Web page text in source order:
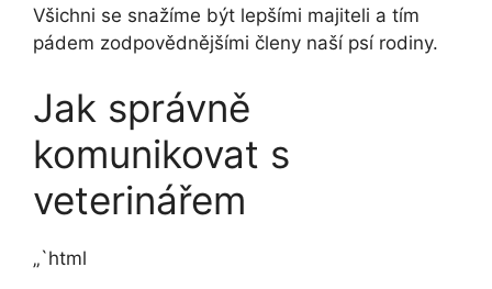
Všichni se snažíme být lepšími majiteli a tím
pádem zodpovědnějšími členy naší psí rodiny.
Jak správně
komunikovat s
veterinářem
„`html